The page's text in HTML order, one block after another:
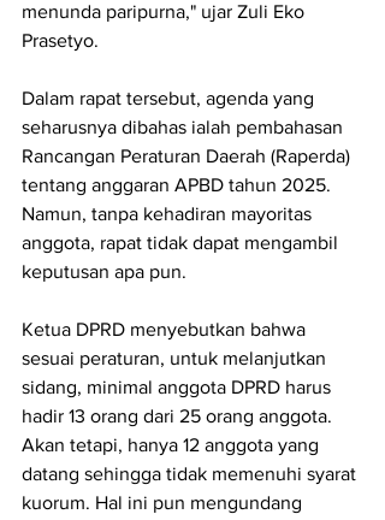
menunda paripurna," ujar Zuli Eko
Prasetyo.
Dalam rapat tersebut, agenda yang
seharusnya dibahas ialah pembahasan
Rancangan Peraturan Daerah (Raperda)
tentang anggaran APBD tahun 2025.
Namun, tanpa kehadiran mayoritas
anggota, rapat tidak dapat mengambil
keputusan apa pun.
Ketua DPRD menyebutkan bahwa
sesuai peraturan, untuk melanjutkan
sidang, minimal anggota DPRD harus
hadir 13 orang dari 25 orang anggota.
Akan tetapi, hanya 12 anggota yang
datang sehingga tidak memenuhi syarat
kuorum. Hal ini pun mengundang